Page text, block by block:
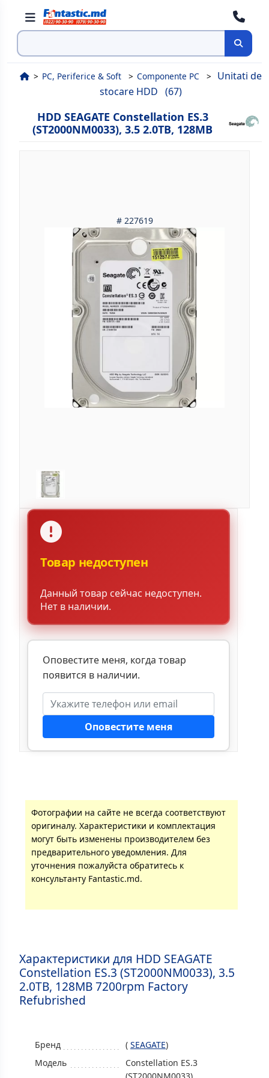
Поиск
PC, Periferice & Soft Componente PC
Unitati de
stocare HDD (67)
HDD SEAGATE Constellation ES.3
(ST2000NM0033), 3.5 2.0TB, 128MB
# 227619
Товар недоступен
Данный товар сейчас недоступен.
Нет в наличии.
Оповестите меня, когда товар
появится в наличии.
Оповестите меня
Фотографии на сайте не всегда соответствуют
оригиналу. Характеристики и комплектация
могут быть изменены производителем без
предварительного уведомления. Для
уточнения пожалуйста обратитесь к
консультанту Fantastic.md.
Характеристики для HDD SEAGATE
Constellation ES.3 (ST2000NM0033), 3.5
2.0TB, 128MB 7200rpm Factory
Refubrished
Бренд ( SEAGATE)
Модель
Constellation ES.3